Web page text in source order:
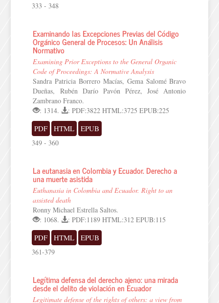
333 - 348
Examinando las Excepciones Previas del Código
Orgánico General de Procesos: Un Análisis
Normativo
Examining Prior Exceptions to the General Organic
Code of Proceedings: A Normative Analysis
Sandra Patricia Borrero Macías, Gema Salomé Bravo
Dueñas, Rubén Darío Pavón Pérez, José Antonio
Zambrano Franco.
: 1314.
: PDF:3822 HTML:3725 EPUB:225
PDF HTML EPUB
349 - 360
La eutanasia en Colombia y Ecuador. Derecho a
una muerte asistida
Euthanasia in Colombia and Ecuador. Right to an
assisted death
Ronny Michael Estrella Saltos.
: 1068.
: PDF:1189 HTML:312 EPUB:115
PDF HTML EPUB
361-379
Legítima defensa del derecho ajeno: una mirada
desde el delito de violación en Ecuador
Legitimate defense of the rights of others: a view from